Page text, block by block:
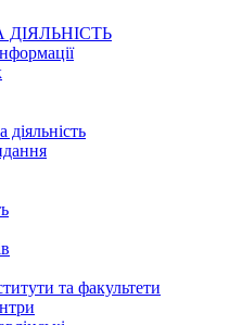
та факультети